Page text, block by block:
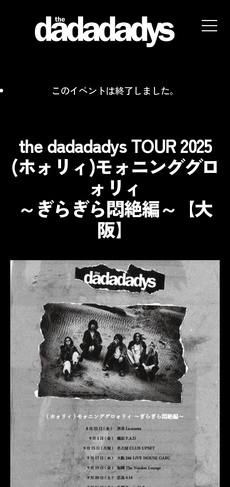
websiteこのイベントは終了しました。
the dadadadys TOUR 2025
(ホォリィ)モォニンググロ
ォリィ
～ぎらぎら悶絶編～【大
阪】